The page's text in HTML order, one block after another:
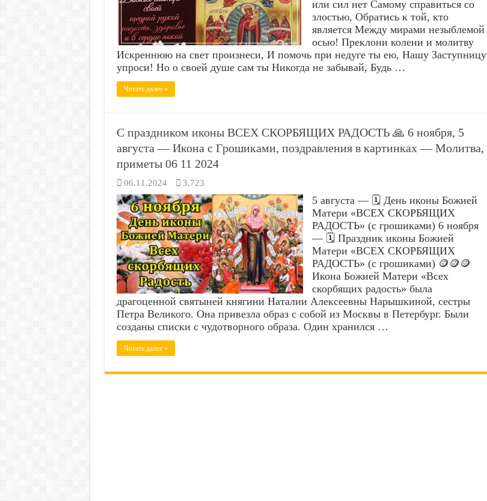
или сил нет Самому справиться со
злостью, Обратись к той, кто
является Между мирами незыблемой
осью! Преклони колени и молитву
Искреннюю на свет произнеси, И помочь при недуге ты ею, Нашу Заступницу
упроси! Но о своей душе сам ты Никогда не забывай, Будь …
Читать далее »
С праздником иконы ВСЕХ СКОРБЯЩИХ РАДОСТЬ 🙏 6 ноября, 5
августа — Икона с Грошиками, поздравления в картинках — Молитва,
приметы 06 11 2024
06.11.2024 3,723
5 августа — 🗓️ День иконы Божией
Матери «ВСЕХ СКОРБЯЩИХ
РАДОСТЬ» (с грошиками) 6 ноября
— 🗓️ Праздник иконы Божией
Матери «ВСЕХ СКОРБЯЩИХ
РАДОСТЬ» (с грошиками) 🪙🪙🪙
Икона Божией Матери «Всех
скорбящих радость» была
драгоценной святыней княгини Наталии Алексеевны Нарышкиной, сестры
Петра Великого. Она привезла образ с собой из Москвы в Петербург. Были
созданы списки с чудотворного образа. Один хранился …
Читать далее »